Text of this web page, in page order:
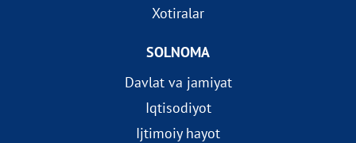
Xotiralar
SOLNOMA
Davlat va jamiyat
Iqtisodiyot
Ijtimoiy hayot